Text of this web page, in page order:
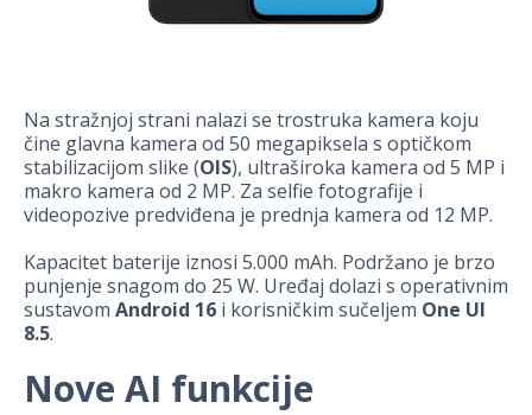
Na stražnjoj strani nalazi se trostruka kamera koju
čine glavna kamera od 50 megapiksela s optičkom
stabilizacijom slike (OIS), ultraširoka kamera od 5 MP i
makro kamera od 2 MP. Za selfie fotografije i
videopozive predviđena je prednja kamera od 12 MP.
Kapacitet baterije iznosi 5.000 mAh. Podržano je brzo
punjenje snagom do 25 W. Uređaj dolazi s operativnim
sustavom Android 16 i korisničkim sučeljem One UI
8.5.
Nove AI funkcije